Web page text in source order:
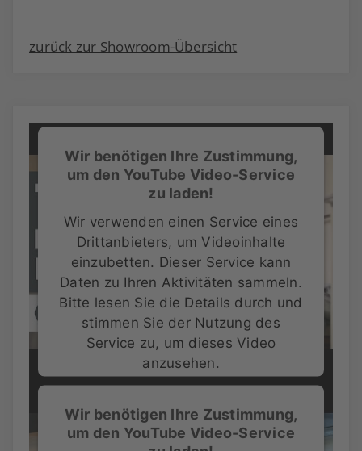
zurück zur Showroom-Übersicht
Wir benötigen Ihre Zustimmung,
um den YouTube Video-Service
zu laden!
Wir verwenden einen Service eines
Drittanbieters, um Videoinhalte
einzubetten. Dieser Service kann
Daten zu Ihren Aktivitäten sammeln.
Bitte lesen Sie die Details durch und
stimmen Sie der Nutzung des
Service zu, um dieses Video
anzusehen.
Mehr Informationen
Akzeptieren
Wir benötigen Ihre Zustimmung,
um den YouTube Video-Service